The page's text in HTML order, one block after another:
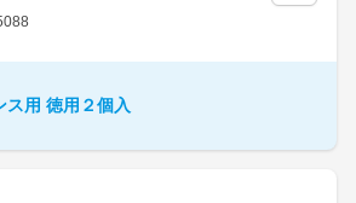
ス用 徳用２個入